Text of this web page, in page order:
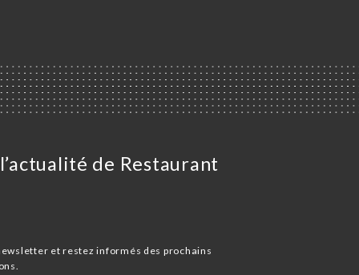
de Restaurant
et restez informés des prochains